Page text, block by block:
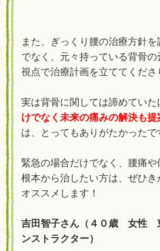
また、ぎっくり腰の治療方針
でなく、元々持っている背骨
視点で治療計画を立ててくださ
実は背骨に関しては諦めていた
けでなく未来の痛みの解決も
は、とってもありがたかったで
緊急の場合だけでなく、腰痛
根本から治したい方は、ぜひ
オススメします！
吉田智子さん（４０歳 女性
ンストラクター）